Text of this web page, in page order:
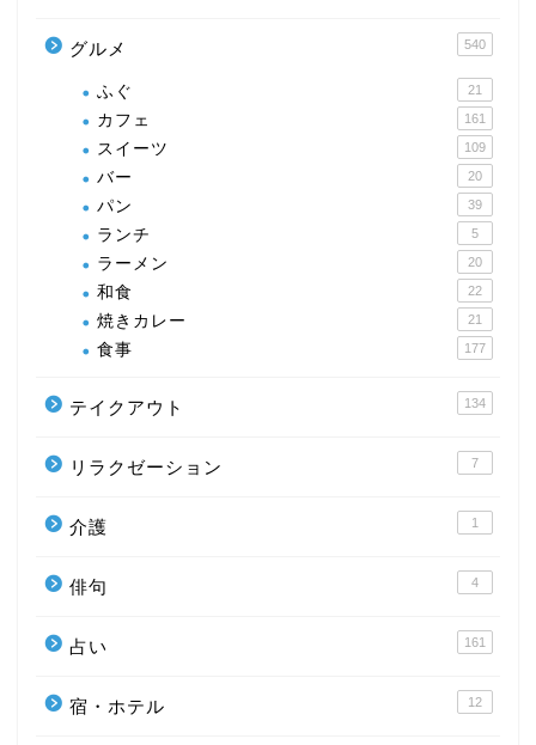
グルメ 540
ふぐ 21
カフェ 161
スイーツ 109
バー 20
パン 39
ランチ 5
ラーメン 20
和食 22
焼きカレー 21
食事 177
テイクアウト 134
リラクゼーション 7
介護 1
俳句 4
占い 161
宿・ホテル 12